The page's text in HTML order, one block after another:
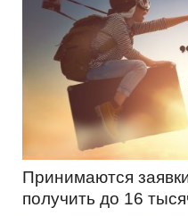
Принимаются
получить до 16